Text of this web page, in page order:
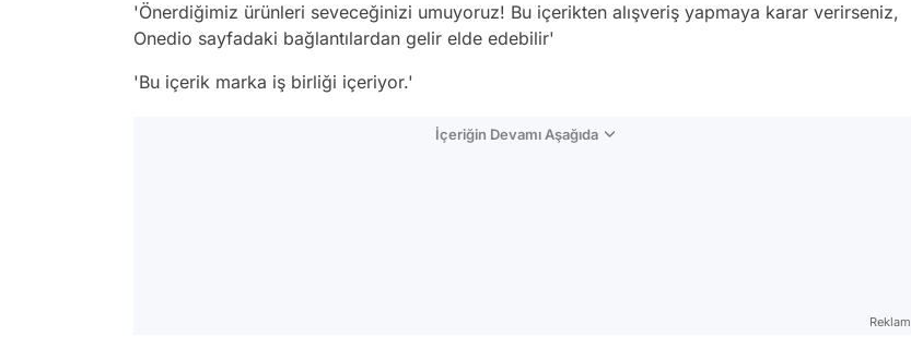
'Önerdiğimiz ürünleri seveceğinizi umuyoruz! Bu içerikten alışveriş yapmaya karar verirseniz,
Onedio sayfadaki bağlantılardan gelir elde edebilir'
'Bu içerik marka iş birliği içeriyor.'
İçeriğin Devamı Aşağıda
Reklam